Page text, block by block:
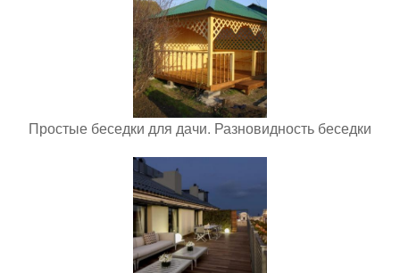
Простые беседки для дачи. Разновидность беседки